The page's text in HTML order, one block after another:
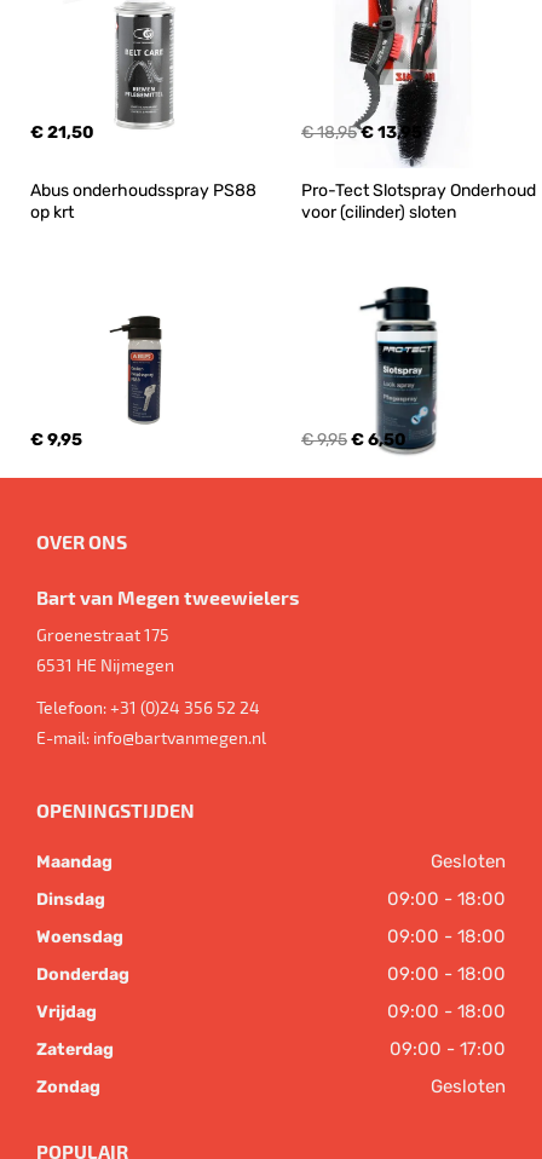
€ 21,50 € 18,95€ 13,95
Abus onderhoudsspray PS88
op krt
€ 9,95
Pro-Tect Slotspray Onderhoud
voor (cilinder) sloten
€ 9,95€ 6,50
OVER ONS
Bart van Megen tweewielers
Groenestraat 175
6531 HE Nijmegen
Telefoon:+31 (0)24 356 52 24
E-mail: info@bartvanmegen.nl
OPENINGSTIJDEN
Maandag Gesloten
Dinsdag 09:00 - 18:00
Woensdag 09:00 - 18:00
Donderdag 09:00 - 18:00
Vrijdag 09:00 - 18:00
Zaterdag 09:00 - 17:00
Zondag Gesloten
POPULAIR